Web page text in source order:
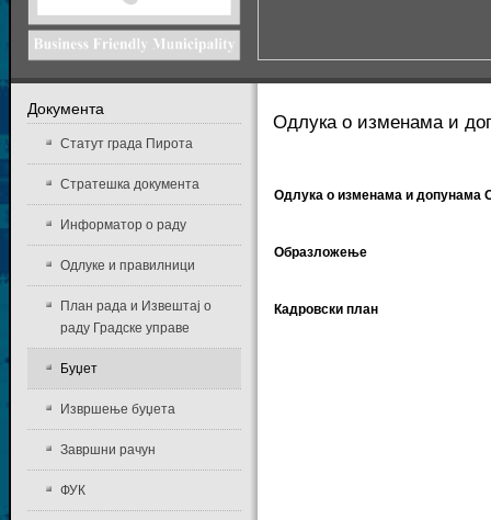
Одлука о изменама и
Одлука о изменама и допунама
Образложење
Кадровски план
Документа
Статут града Пирота
Стратешка документа
Информатор о раду
Одлуке и правилници
План рада и Извештај о
раду Градске управе
Буџет
Извршење буџета
Завршни рачун
ФУК